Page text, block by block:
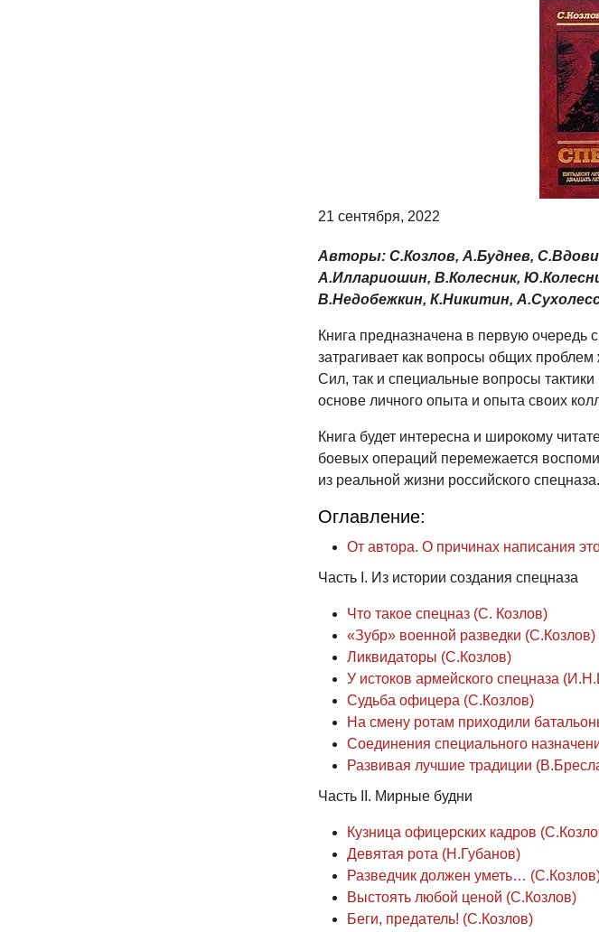
21 сентября, 2022
Авторы: С.Козлов, А.Буднев,
А.Иллариошин, В.Колесник,
В.Недобежкин, К.Никитин,
Книга предназначена в первую очередь
затрагивает как вопросы общих
Сил, так и специальные вопросы
основе личного опыта и опыта своих
Книга будет интересна и широкому
боевых операций перемежается
из реальной жизни российского спецназа.
Оглавление:
От автора. О причинах написания
Часть I. Из истории создания спецназа
Что такое спецназ (С. Козлов)
«Зубр» военной разведки (С.Козлов)
Ликвидаторы (С.Козлов)
У истоков армейского спецназа
Судьба офицера (С.Козлов)
На смену ротам приходили
Соединения специального
Развивая лучшие традиции
Часть II. Мирные будни
Кузница офицерских кадров
Девятая рота (Н.Губанов)
Разведчик должен уметь…
Выстоять любой ценой (С.Козлов)
Беги, предатель! (С.Козлов)